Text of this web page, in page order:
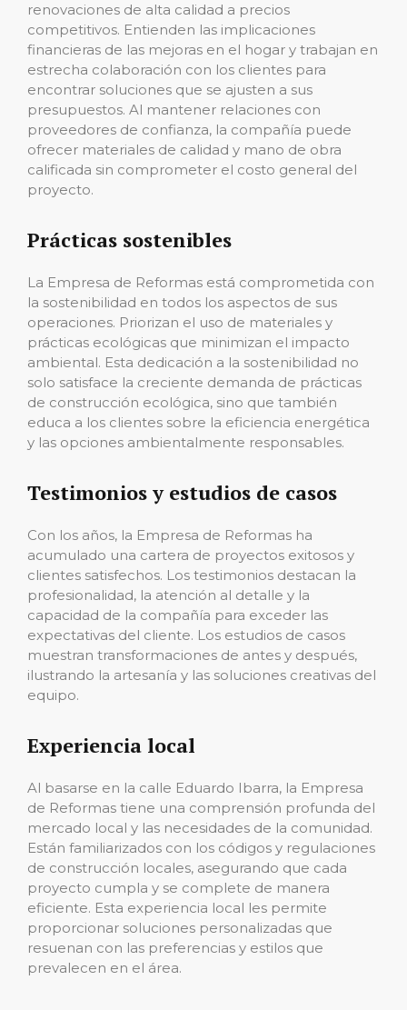
renovaciones de alta calidad a precios
competitivos. Entienden las implicaciones
financieras de las mejoras en el hogar y trabajan en
estrecha colaboración con los clientes para
encontrar soluciones que se ajusten a sus
presupuestos. Al mantener relaciones con
proveedores de confianza, la compañía puede
ofrecer materiales de calidad y mano de obra
calificada sin comprometer el costo general del
proyecto.
Prácticas sostenibles
La Empresa de Reformas está comprometida con
la sostenibilidad en todos los aspectos de sus
operaciones. Priorizan el uso de materiales y
prácticas ecológicas que minimizan el impacto
ambiental. Esta dedicación a la sostenibilidad no
solo satisface la creciente demanda de prácticas
de construcción ecológica, sino que también
educa a los clientes sobre la eficiencia energética
y las opciones ambientalmente responsables.
Testimonios y estudios de casos
Con los años, la Empresa de Reformas ha
acumulado una cartera de proyectos exitosos y
clientes satisfechos. Los testimonios destacan la
profesionalidad, la atención al detalle y la
capacidad de la compañía para exceder las
expectativas del cliente. Los estudios de casos
muestran transformaciones de antes y después,
ilustrando la artesanía y las soluciones creativas del
equipo.
Experiencia local
Al basarse en la calle Eduardo Ibarra, la Empresa
de Reformas tiene una comprensión profunda del
mercado local y las necesidades de la comunidad.
Están familiarizados con los códigos y regulaciones
de construcción locales, asegurando que cada
proyecto cumpla y se complete de manera
eficiente. Esta experiencia local les permite
proporcionar soluciones personalizadas que
resuenan con las preferencias y estilos que
prevalecen en el área.